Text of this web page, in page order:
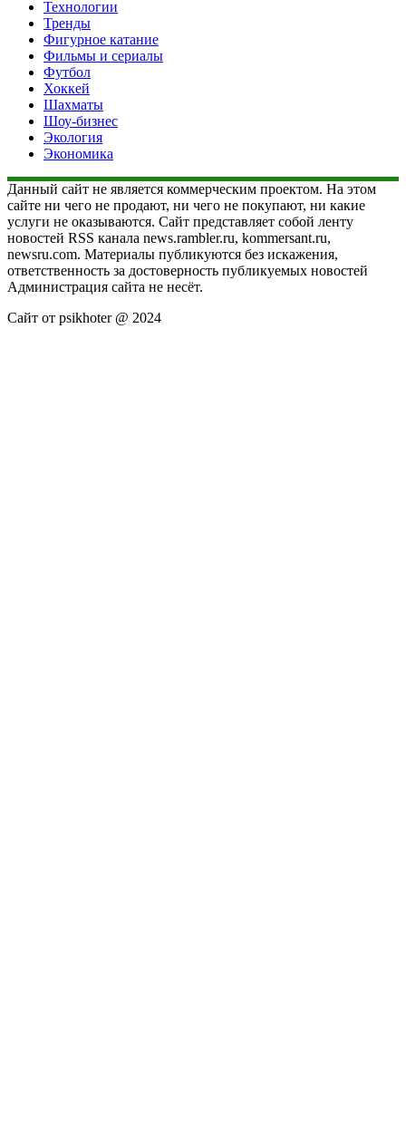
Технологии
Тренды
Фигурное катание
Фильмы и сериалы
Футбол
Хоккей
Шахматы
Шоу-бизнес
Экология
Экономика
Данный сайт не является коммерческим проектом. На этом
сайте ни чего не продают, ни чего не покупают, ни какие
услуги не оказываются. Сайт представляет собой ленту
новостей RSS канала news.rambler.ru, kommersant.ru,
newsru.com. Материалы публикуются без искажения,
ответственность за достоверность публикуемых новостей
Администрация сайта не несёт.
Сайт от psikhoter @ 2024